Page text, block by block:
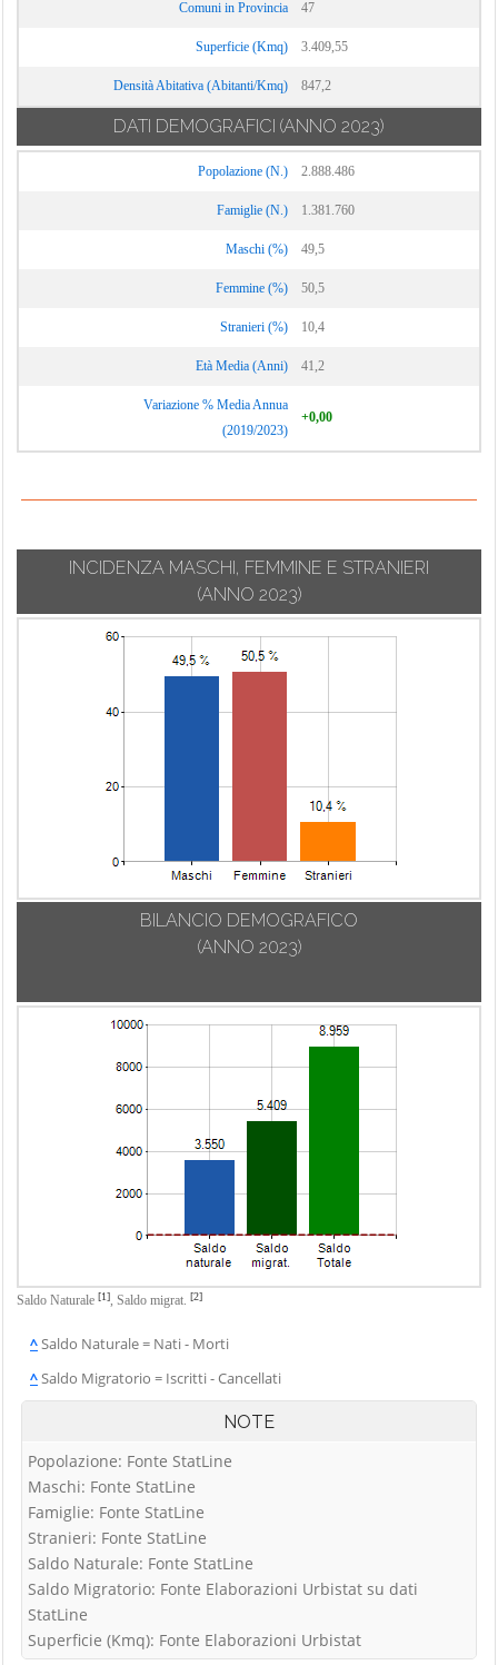
Comuni in Provincia 47
Superficie (Kmq) 3.409,55
Densità Abitativa (Abitanti/Kmq) 847,2
DATI DEMOGRAFICI (ANNO 2023)
Popolazione (N.) 2.888.486
Famiglie (N.) 1.381.760
Maschi (%) 49,5
Femmine (%) 50,5
Stranieri (%) 10,4
Età Media (Anni) 41,2
Variazione % Media Annua
(2019/2023)
+0,00
INCIDENZA MASCHI, FEMMINE E STRANIERI
(ANNO 2023)
BILANCIO DEMOGRAFICO
(ANNO 2023)
Saldo Naturale [1], Saldo migrat. [2]
^Saldo Naturale = Nati - Morti
^Saldo Migratorio = Iscritti - Cancellati
NOTE
Popolazione: Fonte StatLine
Maschi: Fonte StatLine
Famiglie: Fonte StatLine
Stranieri: Fonte StatLine
Saldo Naturale: Fonte StatLine
Saldo Migratorio: Fonte Elaborazioni Urbistat su dati
StatLine
Superficie (Kmq): Fonte Elaborazioni Urbistat